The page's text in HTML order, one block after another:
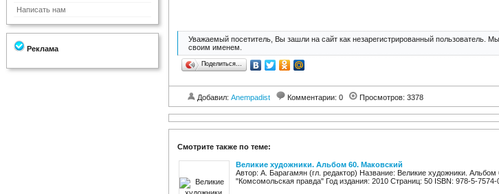
Написать нам
Реклама
Уважаемый посетитель, Вы зашли на сайт как незарегистрированный пользователь.
своим именем.
Поделиться…
Добавил: Anempadist Комментарии: 0 Просмотров: 3378
Смотрите также по теме:
Великие художники. Альбом 60. Маковский
Автор: А. Барагамян (гл. редактор) Название: Великие художники.
"Комсомольская правда" Год издания: 2010 Страниц: 50 ISBN: 978-5-